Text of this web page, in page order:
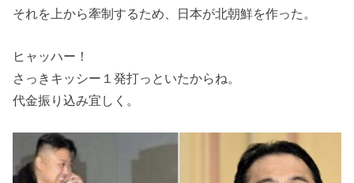
それを上から牽制するため、日本が北朝鮮を作った。
ヒャッハー！
さっきキッシー１発打っといたからね。
代金振り込み宜しく。